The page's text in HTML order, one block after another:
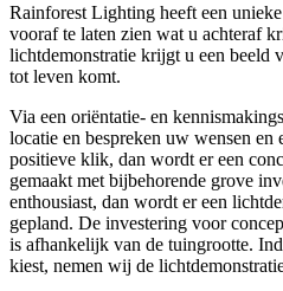
Rainforest Lighting heeft een
vooraf te laten zien wat u achteraf
lichtdemonstratie krijgt u een beeld
tot leven komt.
Via een oriëntatie- en
locatie en bespreken uw wensen en
positieve klik, dan wordt er een
gemaakt met bijbehorende grove
enthousiast, dan wordt er een
gepland. De investering voor
is afhankelijk van de tuingrootte.
kiest, nemen wij de